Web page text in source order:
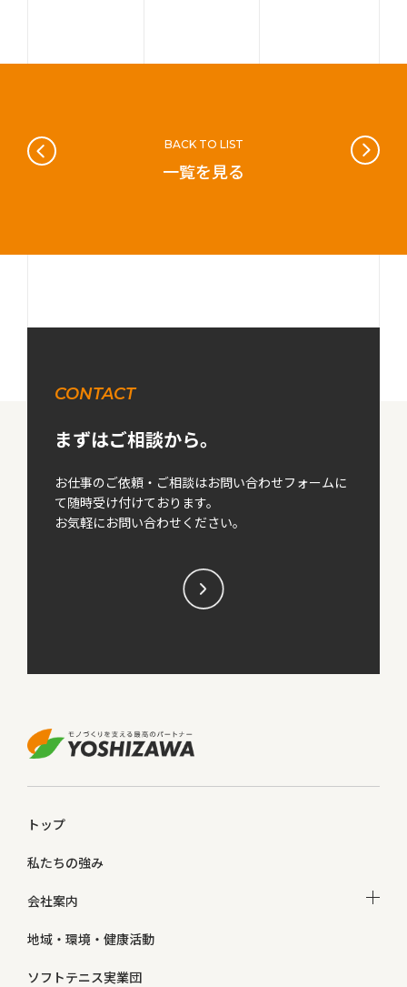
BACK TO LIST
一覧を見る
CONTACT
まずはご相談から。
お仕事のご依頼・ご相談はお問い合わせフォームに
て随時受け付けております。
お気軽にお問い合わせください。
トップ
私たちの強み
会社案内
地域・環境・健康活動
ソフトテニス実業団